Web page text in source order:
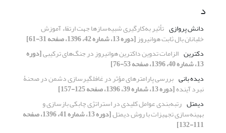
د
دانش پروازی تأثیر به‌کارگیری شبیه‌سازها جهت ارﺗﻘاء آموزش
خلبانان بال ثابت هوانیروز[دوره 13، شماره 42، 1396، صفحه 31-61]
دکترین الزامات تدوین داکترین هوانیروز در جنگ‌های ترکیبی[دوره
13، شماره 40، 1396، صفحه 53-76]
دیده بانی بررسی پارامترهای مؤثر در غافلگیرسازی دشمن در صحنۀ
نبرد آینده[دوره 13، شماره 39، 1396، صفحه 125-157]
دیمتل رتبه‌بندی عوامل کلیدی در استراتژی چابکی بازسازی و
بهینه‌سازی تجهیزات با روش دیمتل [دوره 13، شماره 41، 1396، صفحه
111-132]